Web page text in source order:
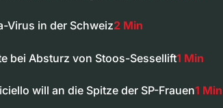
Virus in der Schweiz2 Min
bei Absturz von Stoos-Sessellift1 Min
will an die Spitze der SP-Frauen1 Min